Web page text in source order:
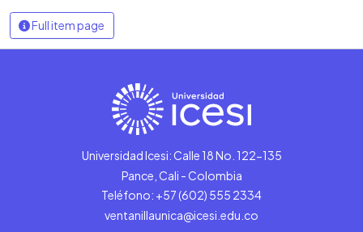
Full item page
Universidad Icesi: Calle 18 No. 122-135
Pance, Cali - Colombia
Teléfono: +57 (602) 555 2334
ventanillaunica@icesi.edu.co